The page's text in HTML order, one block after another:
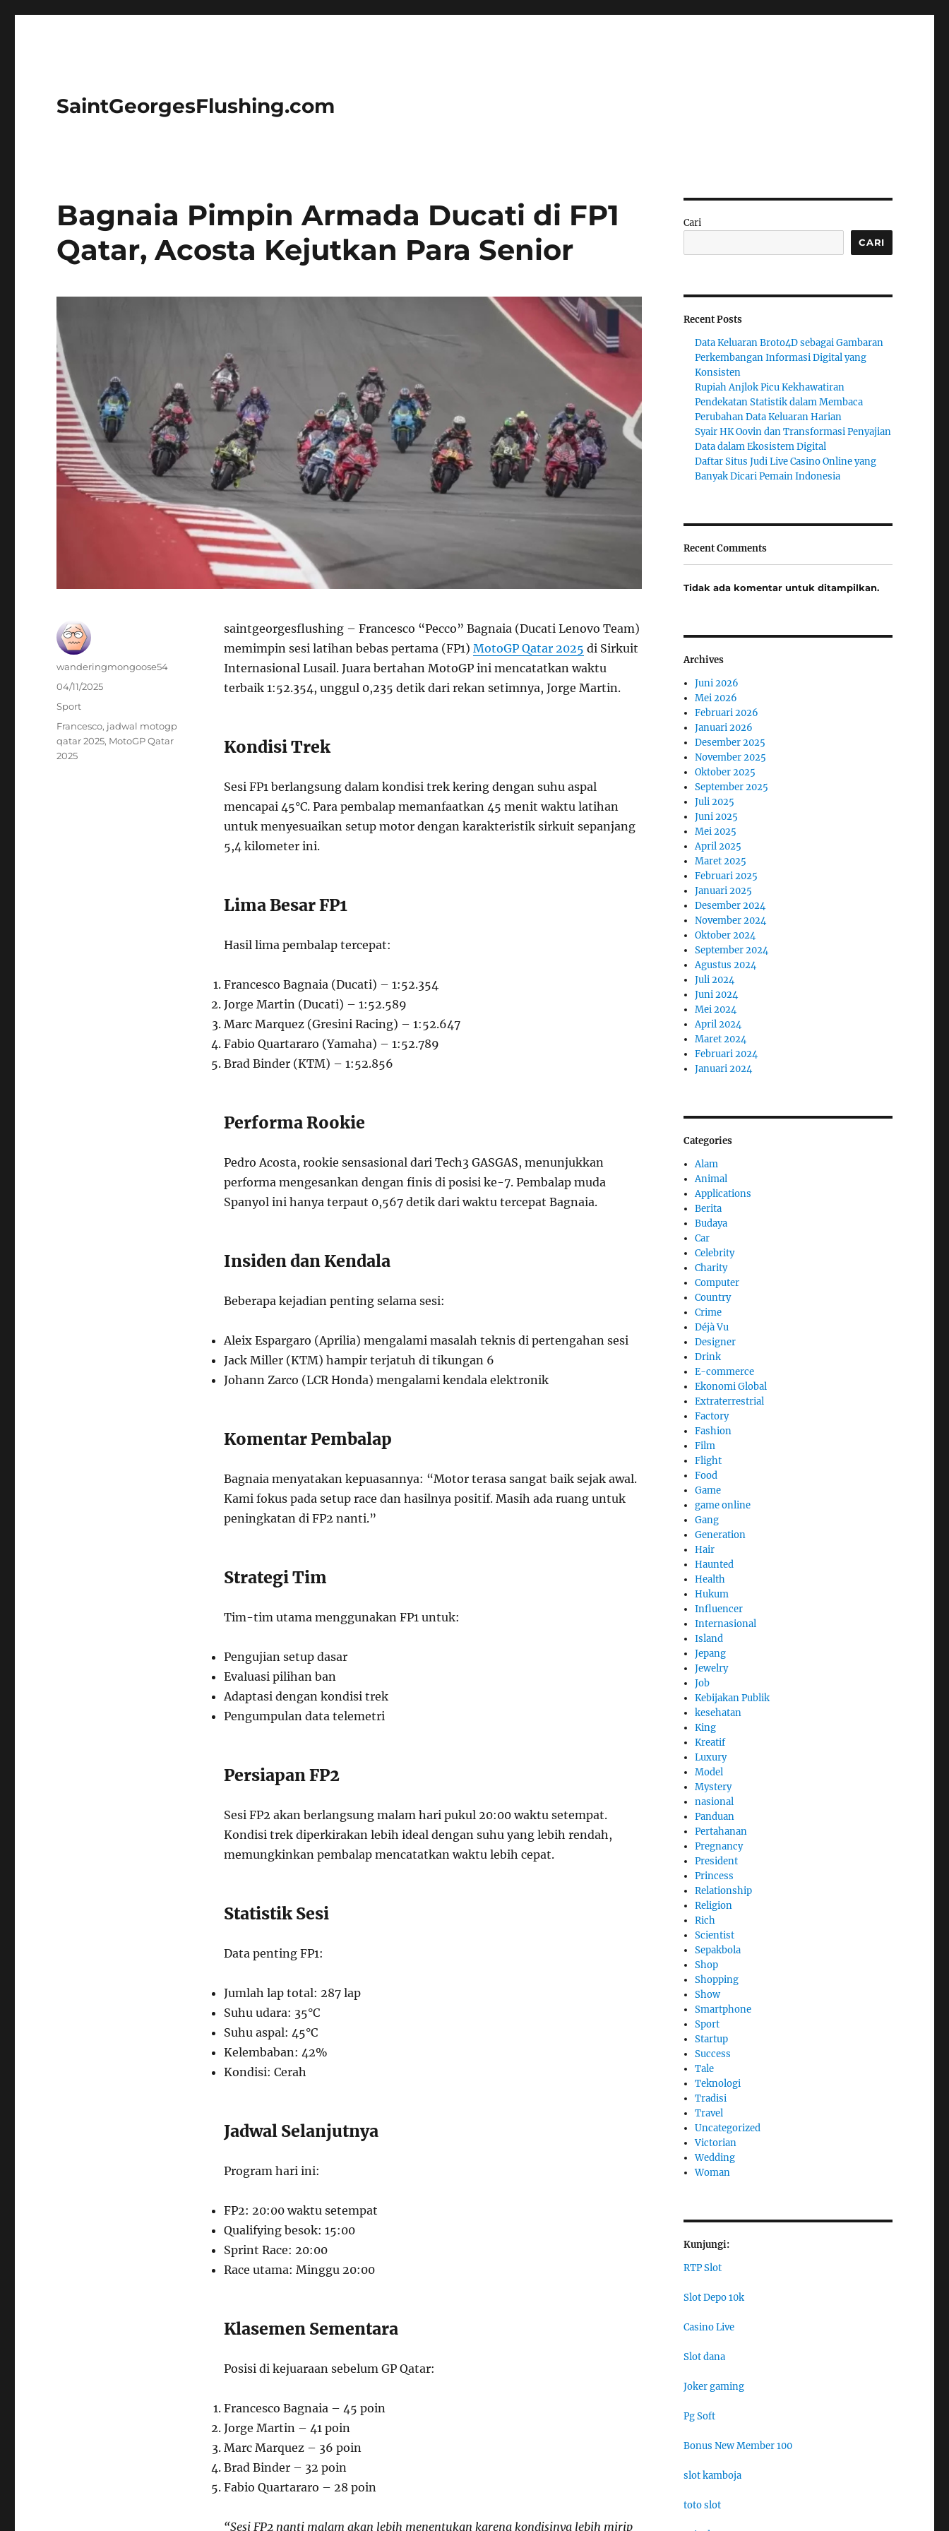
SaintGeorgesFlushing.com
Bagnaia Pimpin Armada Ducati di FP1
Qatar, Acosta Kejutkan Para Senior
saintgeorgesflushing – Francesco “Pecco” Bagnaia (Ducati Lenovo Team)
memimpin sesi latihan bebas pertama (FP1) MotoGP Qatar 2025 di Sirkuit
Internasional Lusail. Juara bertahan MotoGP ini mencatatkan waktu
terbaik 1:52.354, unggul 0,235 detik dari rekan setimnya, Jorge Martin.
Kondisi Trek
Sesi FP1 berlangsung dalam kondisi trek kering dengan suhu aspal
mencapai 45°C. Para pembalap memanfaatkan 45 menit waktu latihan
untuk menyesuaikan setup motor dengan karakteristik sirkuit sepanjang
5,4 kilometer ini.
Lima Besar FP1
Hasil lima pembalap tercepat:
Francesco Bagnaia (Ducati) – 1:52.354
Jorge Martin (Ducati) – 1:52.589
Marc Marquez (Gresini Racing) – 1:52.647
Fabio Quartararo (Yamaha) – 1:52.789
Brad Binder (KTM) – 1:52.856
Performa Rookie
Pedro Acosta, rookie sensasional dari Tech3 GASGAS, menunjukkan
performa mengesankan dengan finis di posisi ke-7. Pembalap muda
Spanyol ini hanya terpaut 0,567 detik dari waktu tercepat Bagnaia.
Insiden dan Kendala
Beberapa kejadian penting selama sesi:
Aleix Espargaro (Aprilia) mengalami masalah teknis di pertengahan sesi
Jack Miller (KTM) hampir terjatuh di tikungan 6
Johann Zarco (LCR Honda) mengalami kendala elektronik
Komentar Pembalap
Bagnaia menyatakan kepuasannya: “Motor terasa sangat baik sejak awal.
Kami fokus pada setup race dan hasilnya positif. Masih ada ruang untuk
peningkatan di FP2 nanti.”
Strategi Tim
Tim-tim utama menggunakan FP1 untuk:
Pengujian setup dasar
Evaluasi pilihan ban
Adaptasi dengan kondisi trek
Pengumpulan data telemetri
Persiapan FP2
Sesi FP2 akan berlangsung malam hari pukul 20:00 waktu setempat.
Kondisi trek diperkirakan lebih ideal dengan suhu yang lebih rendah,
memungkinkan pembalap mencatatkan waktu lebih cepat.
Statistik Sesi
Data penting FP1:
Jumlah lap total: 287 lap
Suhu udara: 35°C
Suhu aspal: 45°C
Kelembaban: 42%
Kondisi: Cerah
Jadwal Selanjutnya
Program hari ini:
FP2: 20:00 waktu setempat
Qualifying besok: 15:00
Sprint Race: 20:00
Race utama: Minggu 20:00
Klasemen Sementara
Posisi di kejuaraan sebelum GP Qatar:
Francesco Bagnaia – 45 poin
Jorge Martin – 41 poin
Marc Marquez – 36 poin
Brad Binder – 32 poin
Fabio Quartararo – 28 poin
“Sesi FP2 nanti malam akan lebih menentukan karena kondisinya lebih mirip
Author
wanderingmongoose54
Posted
on
04/11/2025
Categories
Sport
Tags
Francesco, jadwal motogp
qatar 2025, MotoGP Qatar
2025
Cari
CARI
Recent Posts
Data Keluaran Broto4D sebagai Gambaran
Perkembangan Informasi Digital yang
Konsisten
Rupiah Anjlok Picu Kekhawatiran
Pendekatan Statistik dalam Membaca
Perubahan Data Keluaran Harian
Syair HK Oovin dan Transformasi Penyajian
Data dalam Ekosistem Digital
Daftar Situs Judi Live Casino Online yang
Banyak Dicari Pemain Indonesia
Recent Comments
Tidak ada komentar untuk ditampilkan.
Archives
Juni 2026
Mei 2026
Februari 2026
Januari 2026
Desember 2025
November 2025
Oktober 2025
September 2025
Juli 2025
Juni 2025
Mei 2025
April 2025
Maret 2025
Februari 2025
Januari 2025
Desember 2024
November 2024
Oktober 2024
September 2024
Agustus 2024
Juli 2024
Juni 2024
Mei 2024
April 2024
Maret 2024
Februari 2024
Januari 2024
Categories
Alam
Animal
Applications
Berita
Budaya
Car
Celebrity
Charity
Computer
Country
Crime
Déjà Vu
Designer
Drink
E-commerce
Ekonomi Global
Extraterrestrial
Factory
Fashion
Film
Flight
Food
Game
game online
Gang
Generation
Hair
Haunted
Health
Hukum
Influencer
Internasional
Island
Jepang
Jewelry
Job
Kebijakan Publik
kesehatan
King
Kreatif
Luxury
Model
Mystery
nasional
Panduan
Pertahanan
Pregnancy
President
Princess
Relationship
Religion
Rich
Scientist
Sepakbola
Shop
Shopping
Show
Smartphone
Sport
Startup
Success
Tale
Teknologi
Tradisi
Travel
Uncategorized
Victorian
Wedding
Woman
Kunjungi:
RTP Slot
Slot Depo 10k
Casino Live
Slot dana
Joker gaming
Pg Soft
Bonus New Member 100
slot kamboja
toto slot